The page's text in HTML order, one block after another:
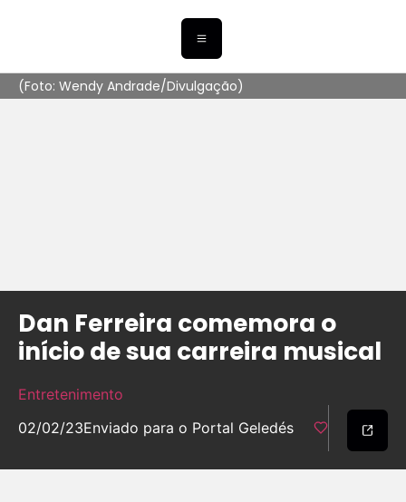
(Foto: Wendy Andrade/Divulgação)
Dan Ferreira comemora o
início de sua carreira musical
Entretenimento
02/02/23Enviado para o Portal Geledés